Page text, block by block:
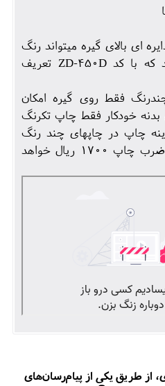
ای بالای گیره میتواند رنگ
متفاوتی داشته باشد که با کد ZD-450D تعریف
فقط روی گیره امکان
خودکار فقط چاپ تکرنگ
چاپ در چاپهای چند رنگ
تنظیمی به ازای هر ضرب چاپ 1700 ریال خواهد
از طریق یکی از پیام‌رسان‌های